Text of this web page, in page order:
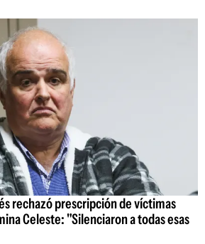
rechazó prescripción de víctimas
Celeste: "Silenciaron a todas esas